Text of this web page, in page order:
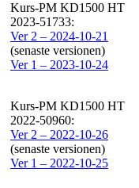
Kurs-PM KD1500 HT
2023-51733:
Ver 2 – 2024-10-21
(senaste versionen)
Ver 1 – 2023-10-24
Kurs-PM KD1500 HT
2022-50960:
Ver 2 – 2022-10-26
(senaste versionen)
Ver 1 – 2022-10-25